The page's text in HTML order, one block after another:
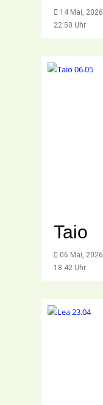
14 Mai, 2026
22:50 Uhr
Taio
06 Mai, 2026
18:42 Uhr